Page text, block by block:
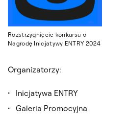
Rozstrzygnięcie konkursu o
Nagrodę Inicjatywy ENTRY 2024
Organizatorzy:
Inicjatywa ENTRY
Galeria Promocyjna